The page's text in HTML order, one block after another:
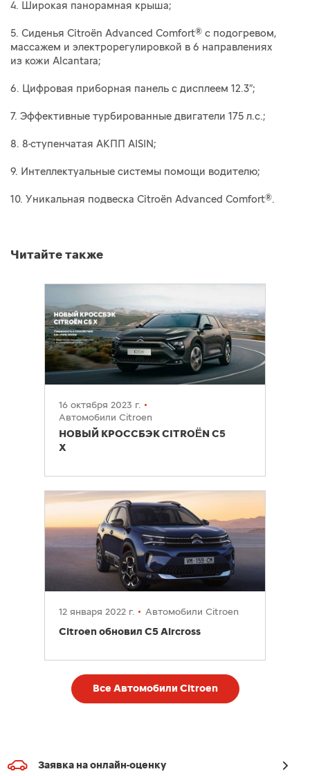
4. Широкая панорамная крыша;
5. Сиденья Citroёn Advanced Comfort® с подогревом,
массажем и электрорегулировкой в 6 направлениях
из кожи Alcantara;
6. Цифровая приборная панель с дисплеем 12.3″;
7. Эффективные турбированные двигатели 175 л.с.;
8. 8-ступенчатая АКПП AISIN;
9. Интеллектуальные системы помощи водителю;
10. Уникальная подвеска Citroёn Advanced Comfort®.
Читайте также
16 октября 2023 г.
Автомобили Citroen
НОВЫЙ КРОССБЭК CITROËN C5
X
12 января 2022 г. Автомобили Citroen
Citroen обновил C5 Aircross
Все Автомобили Citroen
Заявка на онлайн-оценку